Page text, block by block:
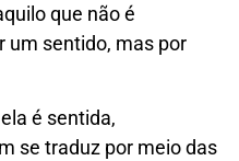
que não é
um sentido, mas por
é sentida,
se traduz por meio das